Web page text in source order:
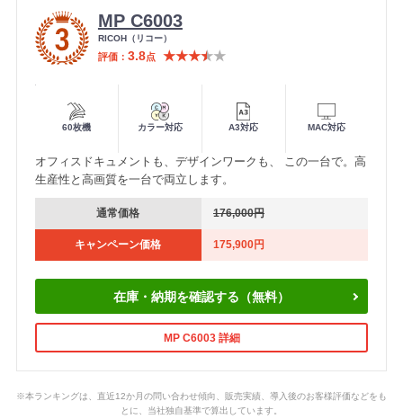
MP C6003
メ
ー
RICOH（リコー）
評価 3.8点 ★★★★★
便利機能
60枚機 カラー対応 A3対応 MAC対応
通常価格 176,000円
キャンペーン価格 175,900円
オフィスドキュメントも、デザインワークも、 この一台で。高
生産性と高画質を一台で両立します。
在庫・納期を確認する（無料）
MP C6003 詳細
※本ランキングは、直近12か月の問い合わせ傾向、販売実績、導入後のお客様評価などをも
とに、当社独自基準で算出しています。